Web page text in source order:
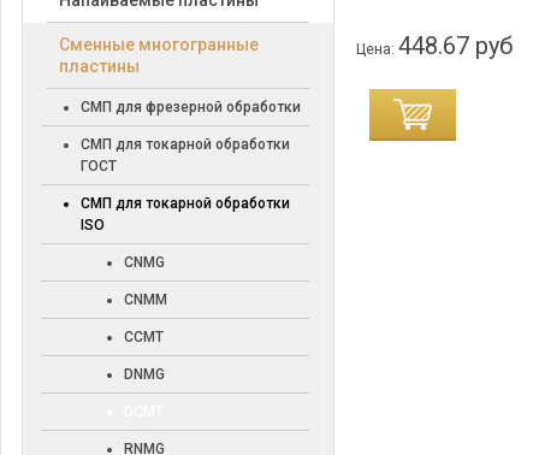
Cменные многогранные
пластины
СМП для фрезерной обработки
СМП для токарной обработки
ГОСТ
СМП для токарной обработки
ISO
CNMG
CNMM
CCMT
DNMG
RNMG
Цена:448.67 руб